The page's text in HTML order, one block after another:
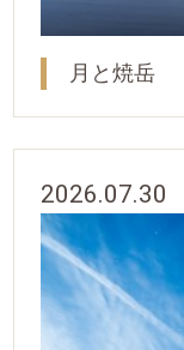
月と焼岳
2026.07.30